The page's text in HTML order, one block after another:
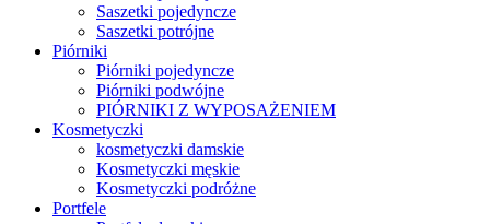
Saszetki pojedyncze
Saszetki potrójne
Piórniki
Piórniki pojedyncze
Piórniki podwójne
PIÓRNIKI Z WYPOSAŻENIEM
Kosmetyczki
kosmetyczki damskie
Kosmetyczki męskie
Kosmetyczki podróżne
Portfele